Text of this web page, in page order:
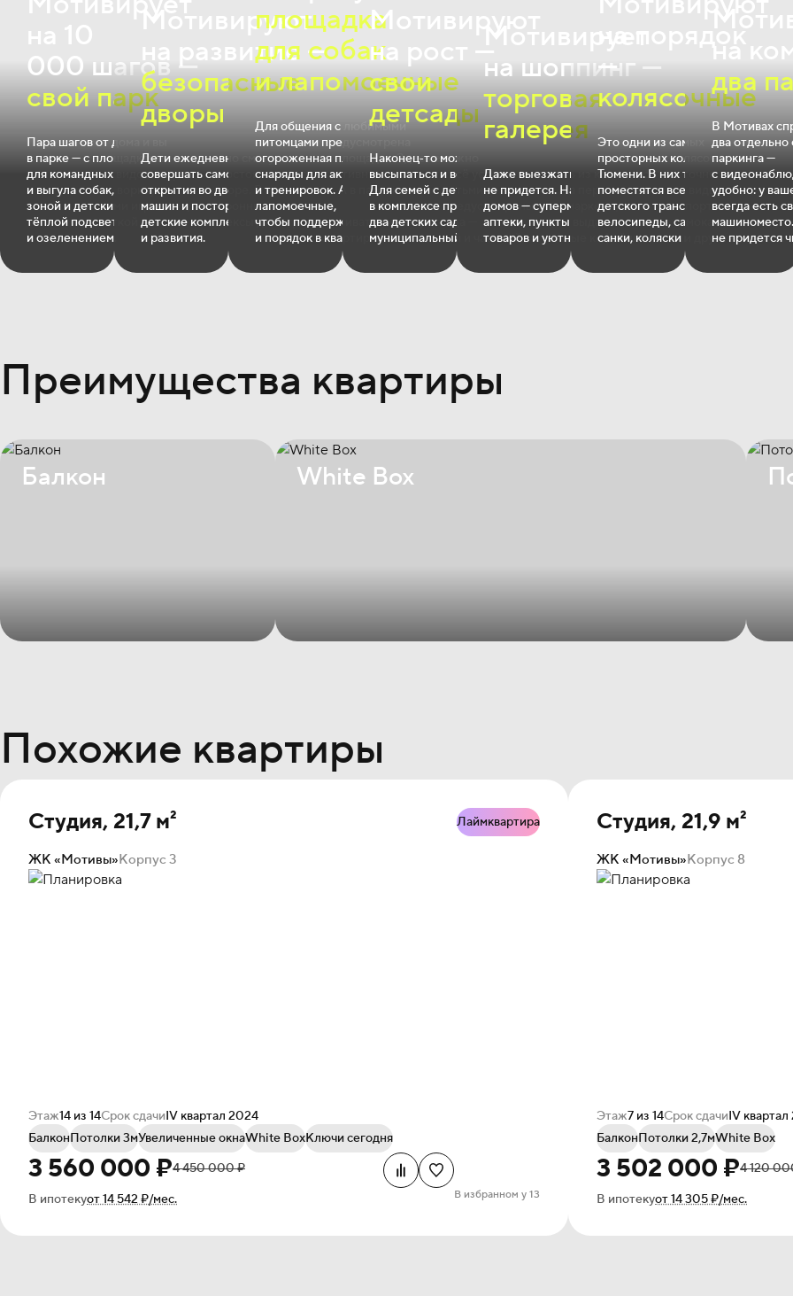
000 шагов —
свой парк
Пара шагов от дома и вы
в парке — с площадками
для командных видов спорта
и выгула собак, воркаут
зоной и детскими игровыми,
тёплой подсветкой
и озеленением.
Мотивируют
на развитие —
безопасные
дворы
Дети ежедневно смогут
совершать самостоятельные
открытия во дворе. В них нет
машин и посторонних: только
детские комплексы для игр
и развития.
площадка
для собак
и лапомоечные
Для общения с любимыми
питомцами предусмотрена
огороженная площадка. Здесь есть
снаряды для активных игр
и тренировок. А в парадных —
лапомоечные,
чтобы поддерживать чистоту
и порядок в квартире.
Мотивируют
на рост —
свои
детсады
Наконец‐то можно
высыпаться и всё успевать.
Для семей с детьми
в комплексе предусмотрены
два детских сада —
муниципальный и частный.
на шоппинг —
торговая
галерея
Даже выезжать из комплекса
не придется. На первом этаже
домов — супермаркеты,
аптеки, пункты выдачи
товаров и уютные кофейни.
—
колясочные
Это одни из самых
просторных колясочных в
Тюмени. В них точно
поместятся все виды
детского транспорта —
велосипеды, самокаты,
санки, коляски и другие.
два
В Мотивах
два отдельно
паркинга —
с
удобно: у
всегда есть
машиноместо.
не придется
Преимущества квартиры
Балкон White Box
Похожие квартиры
Студия, 21,7 м² Лаймквартира
ЖК «Мотивы»Корпус 3
Этаж14 из 14Срок сдачиIV квартал 2024
БалконПотолки 3мУвеличенные окнаWhite BoxКлючи сегодня
3 560 000 ₽4 450 000 ₽
В ипотекуот 14 542 ₽/мес. В избранном у 13
Студия, 21,9 м²
ЖК «Мотивы»Корпус 8
Этаж7 из 14Срок сдачиIV
БалконПотолки 2,7мWhite Box
3 502 000 ₽4 120
В ипотекуот 14 305 ₽/мес.